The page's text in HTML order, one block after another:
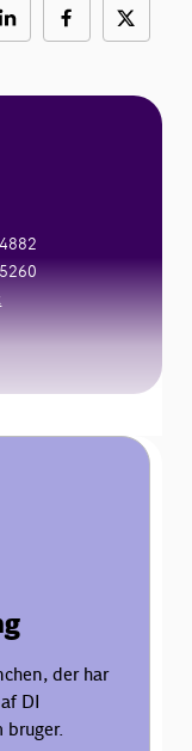
der har
DI
bruger.